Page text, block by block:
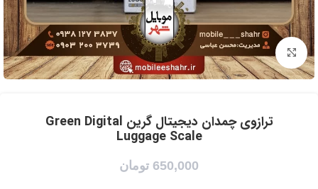
برای بزرگنمایی کلیک کنید
ترازوی چمدان دیجیتال گرین Green Digital
Luggage Scale
650,000 تومان